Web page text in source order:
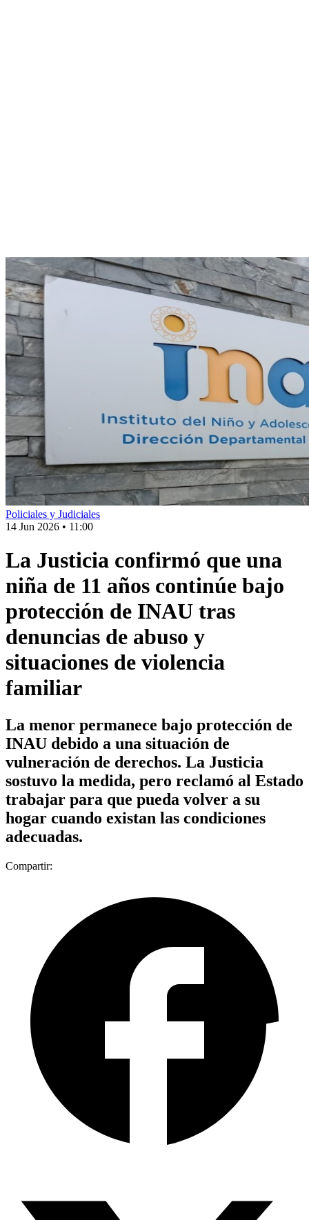
Policiales y Judiciales
14 Jun 2026 • 11:00
La Justicia confirmó que una
niña de 11 años continúe bajo
protección de INAU tras
denuncias de abuso y
situaciones de violencia
familiar
La menor permanece bajo protección de
INAU debido a una situación de
vulneración de derechos. La Justicia
sostuvo la medida, pero reclamó al Estado
trabajar para que pueda volver a su
hogar cuando existan las condiciones
adecuadas.
Compartir: